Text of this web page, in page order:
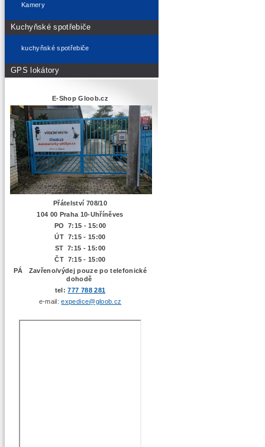
Kamery
Kuchyňské spotřebiče
kuchyňské spotřebiče
GPS lokátory
E-Shop Gloob.cz
Přátelství 708/10
104 00 Praha 10-Uhříněves
PO 7:15 - 15:00
ÚT 7:15 - 15:00
ST 7:15 - 15:00
ČT 7:15 - 15:00
PÁ Zavřeno/výdej pouze po telefonické
dohodě
tel:777 788 281
e-mail:expedice@gloob.cz